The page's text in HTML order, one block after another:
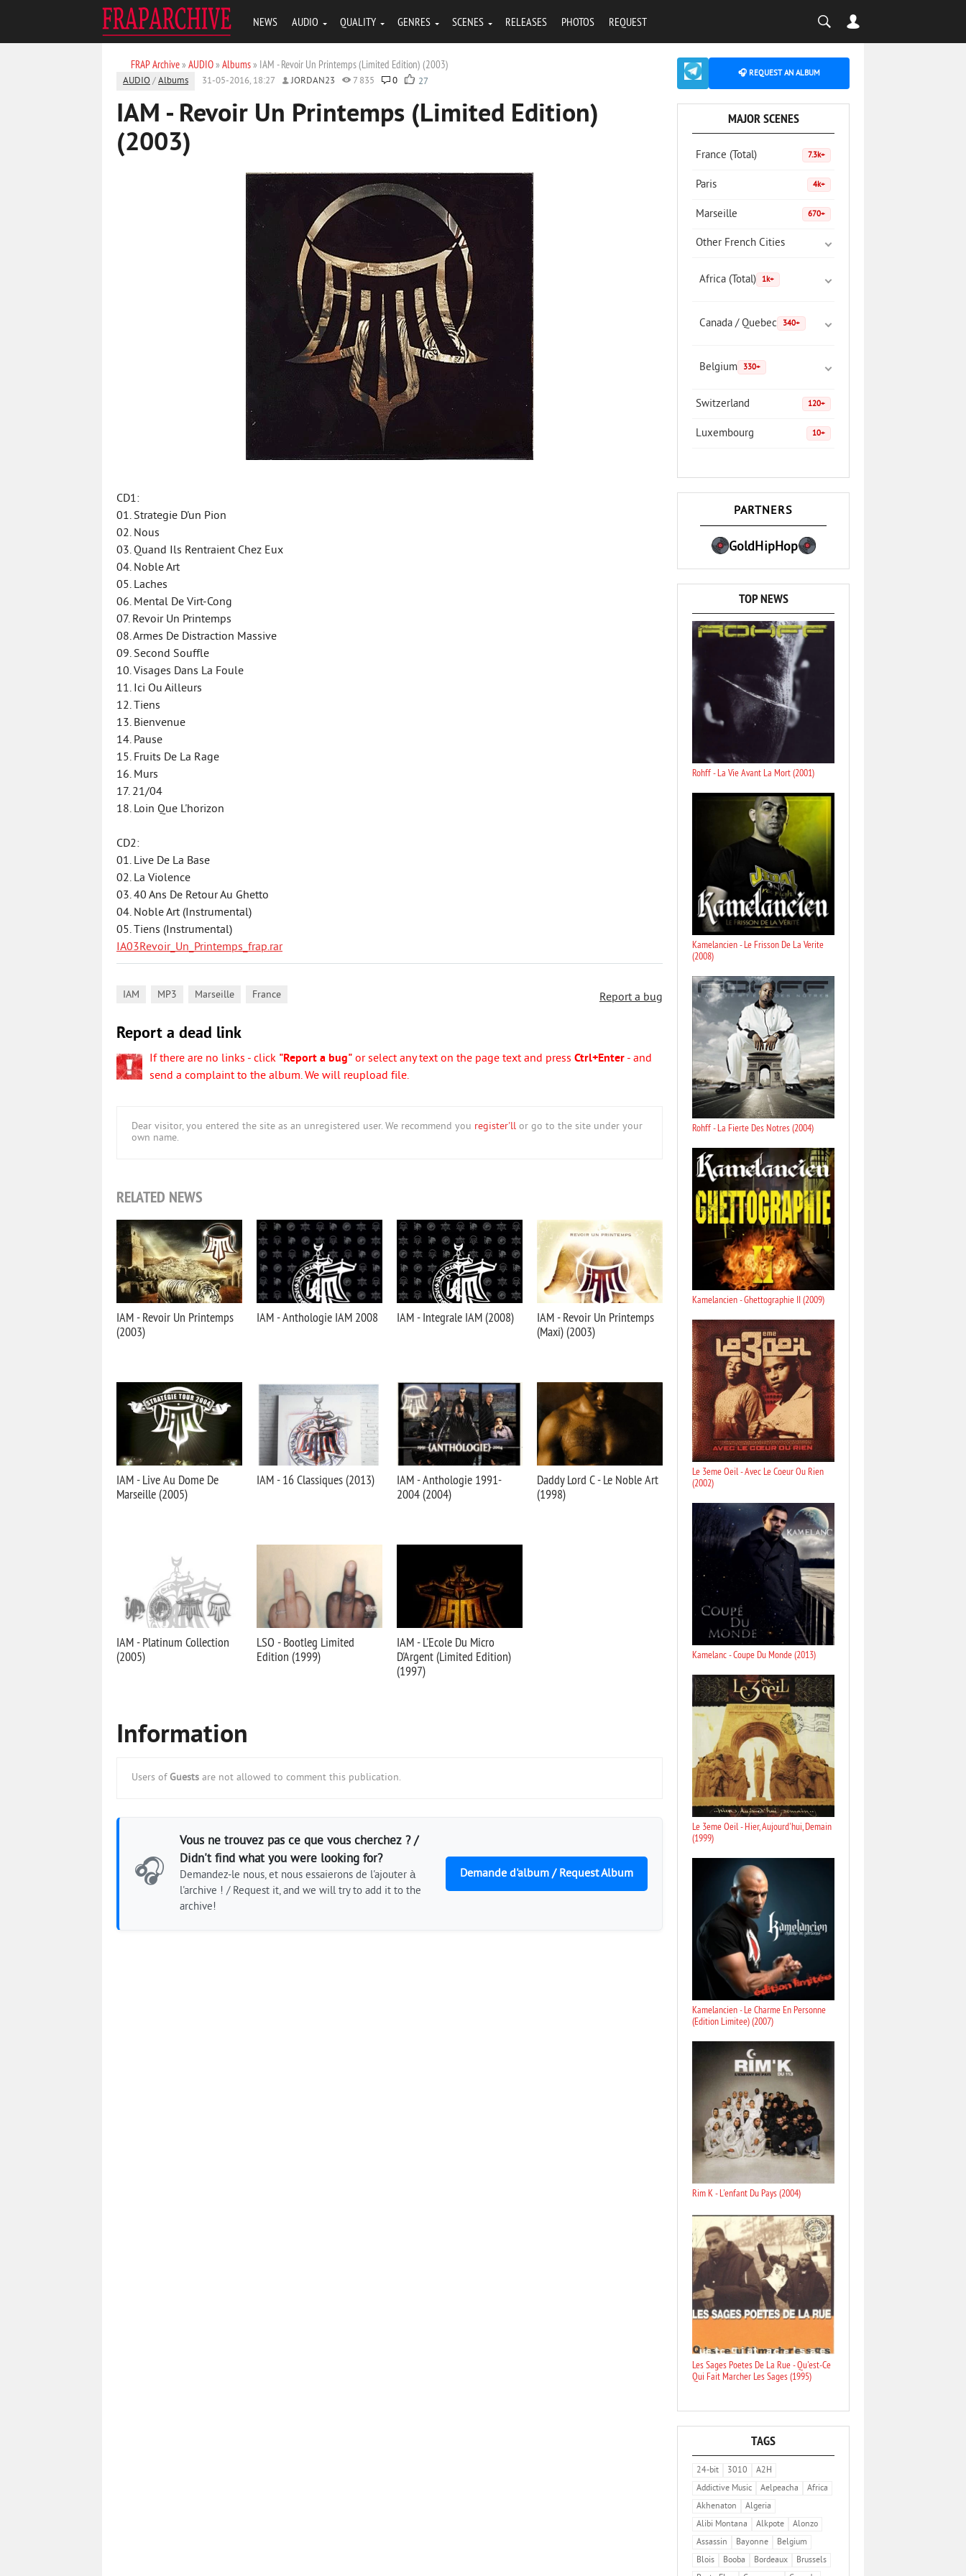
NEWS AUDIO QUALITY GENRES SCENES RELEASES PHOTOS REQUEST
FRAP Archive» AUDIO» Albums» IAM - Revoir Un Printemps (Limited Edition) (2003)
AUDIO /Albums 31-05-2016, 18:27 JORDAN23 7 835 0 27
IAM - Revoir Un Printemps (Limited Edition)
(2003)
CD1:
01. Strategie D'un Pion
02. Nous
03. Quand Ils Rentraient Chez Eux
04. Noble Art
05. Laches
06. Mental De Virt-Cong
07. Revoir Un Printemps
08. Armes De Distraction Massive
09. Second Souffle
10. Visages Dans La Foule
11. Ici Ou Ailleurs
12. Tiens
13. Bienvenue
14. Pause
15. Fruits De La Rage
16. Murs
17. 21/04
18. Loin Que L'horizon
CD2:
01. Live De La Base
02. La Violence
03. 40 Ans De Retour Au Ghetto
04. Noble Art (Instrumental)
05. Tiens (Instrumental)
IA03Revoir_Un_Printemps_frap.rar
Report a bug
IAM MP3 Marseille France
Report a dead link
If there are no links - click "Report a bug" or select any text on the page text and press Ctrl+Enter - and
send a complaint to the album. We will reupload file.
Dear visitor, you entered the site as an unregistered user. We recommend you register'll or go to the site under your
own name.
RELATED NEWS
IAM - Revoir Un Printemps
(2003)
IAM - Anthologie IAM 2008 IAM - Integrale IAM (2008)
IAM - Revoir Un Printemps
(Maxi) (2003)
IAM - Live Au Dome De
Marseille (2005)
IAM - 16 Classiques (2013)
IAM - Anthologie 1991-
2004 (2004)
Daddy Lord C - Le Noble Art
(1998)
IAM - Platinum Collection
(2005)
LSO - Bootleg Limited
Edition (1999)
IAM - L'Ecole Du Micro
D'Argent (Limited Edition)
(1997)
Information
Users of Guests are not allowed to comment this publication.
🎧
Vous ne trouvez pas ce que vous cherchez ? /
Didn't find what you were looking for?
Demandez-le nous, et nous essaierons de l'ajouter à
l'archive ! / Request it, and we will try to add it to the
archive!
Demande d'album / Request Album
🎧 REQUEST AN ALBUM
MAJOR SCENES
France (Total) 7.3k+
Paris 4k+
Marseille 670+
Other French Cities
Africa (Total) 1k+
Canada / Quebec 340+
Belgium 330+
Switzerland 120+
Luxembourg 10+
PARTNERS
GoldHipHop
TOP NEWS
Rohff - La Vie Avant La Mort (2001)
Kamelancien - Le Frisson De La Verite
(2008)
Rohff - La Fierte Des Notres (2004)
Kamelancien - Ghettographie II (2009)
Le 3eme Oeil - Avec Le Coeur Ou Rien
(2002)
Kamelanc - Coupe Du Monde (2013)
Le 3eme Oeil - Hier, Aujourd'hui, Demain
(1999)
Kamelancien - Le Charme En Personne
(Edition Limitee) (2007)
Rim K - L'enfant Du Pays (2004)
Les Sages Poetes De La Rue - Qu'est-Ce
Qui Fait Marcher Les Sages (1995)
TAGS
24-bit 3010
A2H
Addictive Music
Aelpeacha
Africa
Akhenaton
Algeria
Alibi Montana
Alkpote
Alonzo
Assassin
Bayonne
Belgium
Blois
Booba Bordeaux
Brussels